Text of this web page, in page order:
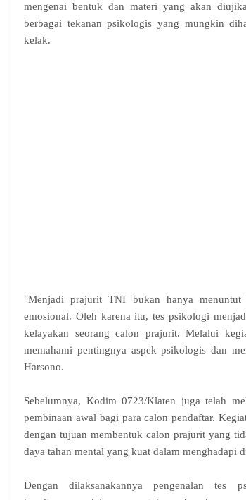
mengenai bentuk dan materi yang akan
berbagai tekanan psikologis yang mungkin
kelak.
"Menjadi prajurit TNI bukan hanya
emosional. Oleh karena itu, tes psikologi
kelayakan seorang calon prajurit. Melalui
memahami pentingnya aspek psikologis dan
Harsono.
Sebelumnya, Kodim 0723/Klaten juga telah
pembinaan awal bagi para calon pendaftar.
dengan tujuan membentuk calon prajurit yang
daya tahan mental yang kuat dalam menghadapi
Dengan dilaksanakannya pengenalan tes